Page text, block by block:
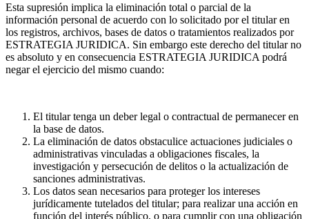
Esta supresión implica la eliminación total o parcial de la
información personal de acuerdo con lo solicitado por el titular en
los registros, archivos, bases de datos o tratamientos realizados por
ESTRATEGIA JURIDICA. Sin embargo este derecho del titular no
es absoluto y en consecuencia ESTRATEGIA JURIDICA podrá
negar el ejercicio del mismo cuando:
El titular tenga un deber legal o contractual de permanecer en
la base de datos.
La eliminación de datos obstaculice actuaciones judiciales o
administrativas vinculadas a obligaciones fiscales, la
investigación y persecución de delitos o la actualización de
sanciones administrativas.
Los datos sean necesarios para proteger los intereses
jurídicamente tutelados del titular; para realizar una acción en
función del interés público, o para cumplir con una obligación